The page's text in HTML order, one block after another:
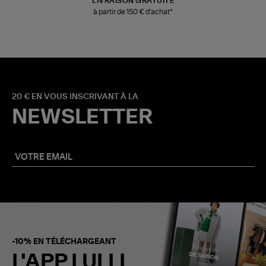
à partir de 150 € d'achat*
20 € EN VOUS INSCRIVANT À LA
NEWSLETTER
-10% EN TÉLÉCHARGEANT